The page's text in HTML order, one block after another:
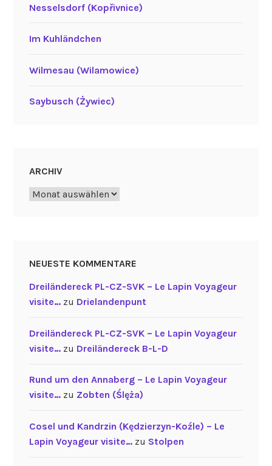
Nesselsdorf (Kopřivnice)
Im Kuhländchen
Wilmesau (Wilamowice)
Saybusch (Żywiec)
ARCHIV
Archiv
NEUESTE KOMMENTARE
Dreiländereck PL-CZ-SVK – Le Lapin Voyageur
visite…zu Drielandenpunt
Dreiländereck PL-CZ-SVK – Le Lapin Voyageur
visite…zu Dreiländereck B-L-D
Rund um den Annaberg – Le Lapin Voyageur
visite…zu Zobten (Ślęża)
Cosel und Kandrzin (Kędzierzyn-Koźle) – Le
Lapin Voyageur visite…zu Stolpen